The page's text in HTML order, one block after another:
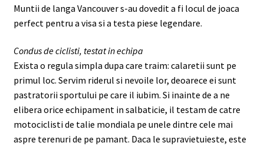
Muntii de langa Vancouver s-au dovedit a fi locul de joaca
perfect pentru a visa si a testa piese legendare.
Condus de ciclisti, testat in echipa
Exista o regula simpla dupa care traim: calaretii sunt pe
primul loc. Servim riderul si nevoile lor, deoarece ei sunt
pastratorii sportului pe care il iubim. Si inainte de a ne
elibera orice echipament in salbaticie, il testam de catre
motociclisti de talie mondiala pe unele dintre cele mai
aspre terenuri de pe pamant. Daca le supravietuieste, este